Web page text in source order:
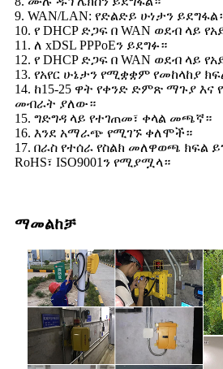
9. WAN/LAN: የድልድይ ሁነታን
10. የ DHCP ድጋፍ በ WAN ወደብ ላይ
11. ለ xDSL PPPoEን ይደግፉ።
12. የ DHCP ድጋፍ በ WAN ወደብ ላይ
13. የአየር ሁኔታን የሚቋቋም የመከላከያ
14. ከ15-25 ዋት የቀንድ ድምጽ ማጉያ እና
መብራት ያለው።
15. ግድግዳ ላይ የተገጠመ፣ ቀላል መጫኛ።
16. እንደ አማራጭ የሚገኙ ቀለሞች።
17. በራስ የተሰራ የስልክ መለዋወጫ ክፍል
RoHS፣ ISO9001ን የሚያሟላ።
ማመልከቻ